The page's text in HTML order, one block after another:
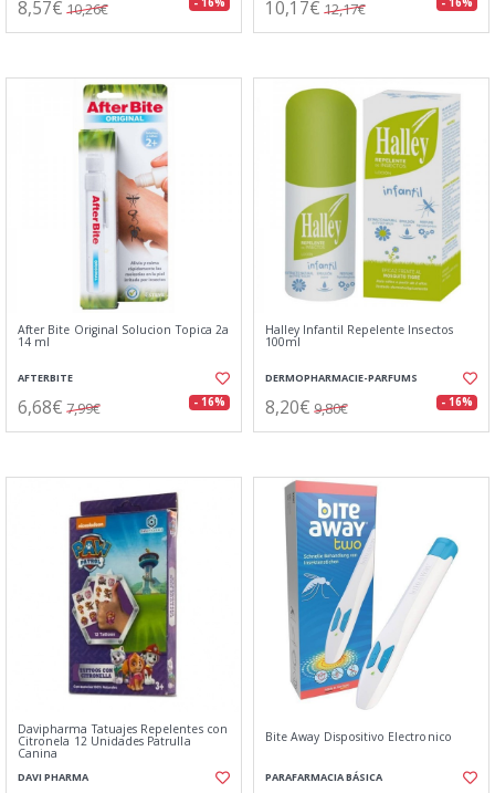
8,57€ 10,26€ - 16% 10,17€ 12,17€ - 16%
After Bite Original Solucion Topica 2a
14 ml
AFTERBITE
6,68€ 7,99€ - 16%
Halley Infantil Repelente Insectos
100ml
DERMOPHARMACIE-PARFUMS
8,20€ 9,80€ - 16%
Davipharma Tatuajes Repelentes con
Citronela 12 Unidades Patrulla
Canina
DAVI PHARMA
Bite Away Dispositivo Electronico
PARAFARMACIA BÁSICA